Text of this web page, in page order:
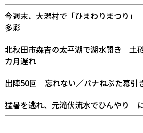
今週末、大潟村で「ひまわりまつり
多彩
北秋田市森吉の太平湖で湖水開き 土
カ月遅れ
出陣50回 忘れない／パナねぶた幕
猛暑を逃れ、元滝伏流水でひんやり